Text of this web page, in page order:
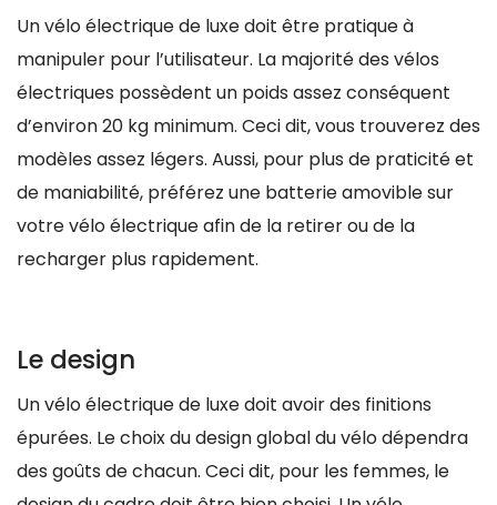
Un vélo électrique de luxe doit être pratique à
manipuler pour l’utilisateur. La majorité des vélos
électriques possèdent un poids assez conséquent
d’environ 20 kg minimum. Ceci dit, vous trouverez des
modèles assez légers. Aussi, pour plus de praticité et
de maniabilité, préférez une batterie amovible sur
votre vélo électrique afin de la retirer ou de la
recharger plus rapidement.
Le design
Un vélo électrique de luxe doit avoir des finitions
épurées. Le choix du design global du vélo dépendra
des goûts de chacun. Ceci dit, pour les femmes, le